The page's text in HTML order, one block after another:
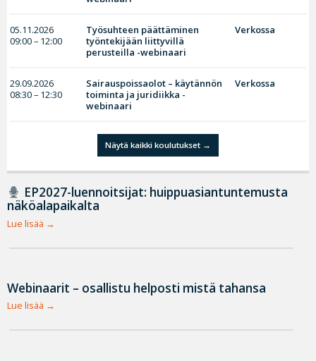
05.11.2026
09:00 – 12:00
Työsuhteen päättäminen
työntekijään liittyvillä
perusteilla -webinaari
Verkossa
29.09.2026
08:30 – 12:30
Sairauspoissaolot – käytännön
toiminta ja juridiikka -
webinaari
Verkossa
Näytä kaikki koulutukset
EP2027-luennoitsijat: huippuasiantuntemusta
näköalapaikalta
Lue lisää
Webinaarit – osallistu helposti mistä tahansa
Lue lisää